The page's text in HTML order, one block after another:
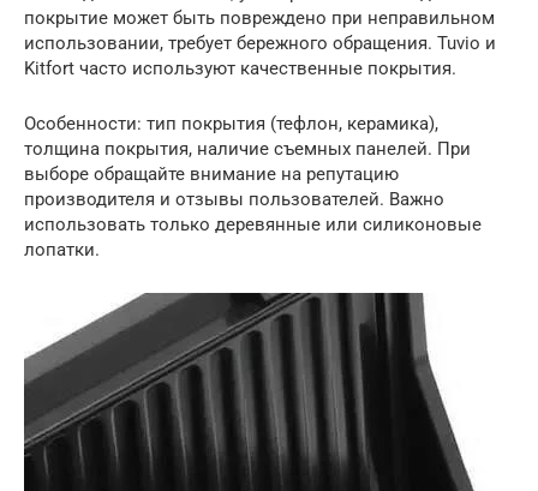
покрытие может быть повреждено при неправильном
использовании, требует бережного обращения. Tuvio и
Kitfort часто используют качественные покрытия.
Особенности: тип покрытия (тефлон, керамика),
толщина покрытия, наличие съемных панелей. При
выборе обращайте внимание на репутацию
производителя и отзывы пользователей. Важно
использовать только деревянные или силиконовые
лопатки.